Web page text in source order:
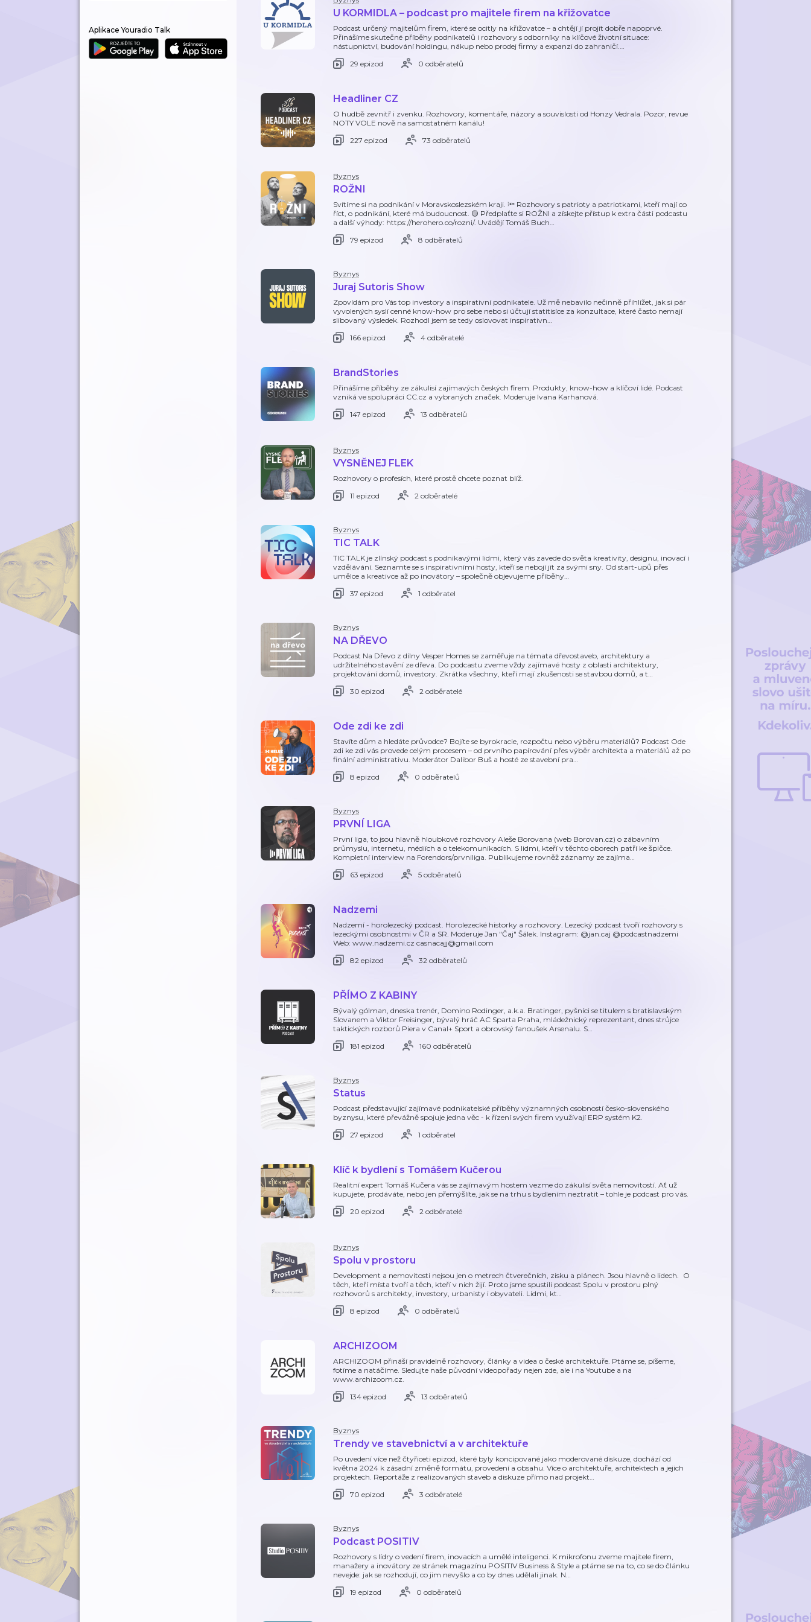
Aplikace Youradio Talk
U KORMIDLA – podcast pro majitele firem na křižovatce
Podcast určený majitelům firem, které se ocitly na křižovatce – a chtějí jí projít dobře napoprvé.
Přinášíme skutečné příběhy podnikatelů i rozhovory s odborníky na klíčové životní situace:
nástupnictví, budování holdingu, nákup nebo prodej firmy a expanzi do zahraničí.…
29 epizod
0 odběratelů
Headliner CZ
O hudbě zevnitř i zvenku. Rozhovory, komentáře, názory a souvislosti od Honzy Vedrala. Pozor, revue
NOTY VOLE nově na samostatném kanálu!
227 epizod
73 odběratelů
Byznys
ROŽNI
Svítíme si na podnikání v Moravskoslezském kraji. 🔦 Rozhovory s patrioty a patriotkami, kteří mají co
říct, o podnikání, které má budoucnost. 🟡 Předplaťte si ROŽNI a získejte přístup k extra části podcastu
a další výhody: https://herohero.co/rozni/. Uvádějí Tomáš Buch…
79 epizod
8 odběratelů
Byznys
Juraj Sutoris Show
Zpovídám pro Vás top investory a inspirativní podnikatele. Už mě nebavilo nečinně přihlížet, jak si pár
vyvolených syslí cenné know-how pro sebe nebo si účtují statitisíce za konzultace, které často nemají
slibovaný výsledek. Rozhodl jsem se tedy oslovovat inspirativn…
166 epizod
4 odběratelé
BrandStories
Přinášíme příběhy ze zákulisí zajímavých českých firem. Produkty, know-how a klíčoví lidé. Podcast
vzniká ve spolupráci CC.cz a vybraných značek. Moderuje Ivana Karhanová.
147 epizod
13 odběratelů
Byznys
VYSNĚNEJ FLEK
Rozhovory o profesích, které prostě chcete poznat blíž.
11 epizod
2 odběratelé
Byznys
TIC TALK
TIC TALK je zlínský podcast s podnikavými lidmi, který vás zavede do světa kreativity, designu, inovací i
vzdělávání. Seznamte se s inspirativními hosty, kteří se nebojí jít za svými sny. Od start-upů přes
umělce a kreativce až po inovátory – společně objevujeme příběhy…
37 epizod
1 odběratel
Byznys
NA DŘEVO
Podcast Na Dřevo z dílny Vesper Homes se zaměřuje na témata dřevostaveb, architektury a
udržitelného stavění ze dřeva. Do podcastu zveme vždy zajímavé hosty z oblasti architektury,
projektování domů, investory. Zkrátka všechny, kteří mají zkušenosti se stavbou domů, a t…
30 epizod
2 odběratelé
Ode zdi ke zdi
Stavíte dům a hledáte průvodce? Bojíte se byrokracie, rozpočtu nebo výběru materiálů? Podcast Ode
zdi ke zdi vás provede celým procesem – od prvního papírování přes výběr architekta a materiálů až po
finální administrativu. Moderátor Dalibor Buš a hosté ze stavební pra…
8 epizod
0 odběratelů
Byznys
PRVNÍ LIGA
První liga, to jsou hlavně hloubkové rozhovory Aleše Borovana (web Borovan.cz) o zábavním
průmyslu, internetu, médiích a o telekomunikacích. S lidmi, kteří v těchto oborech patří ke špičce.
Kompletní interview na Forendors/prvniliga. Publikujeme rovněž záznamy ze zajíma…
63 epizod
5 odběratelů
Nadzemi
Nadzemí - horolezecký podcast. Horolezecké historky a rozhovory. Lezecký podcast tvoří rozhovory s
lezeckými osobnostmi v ČR a SR. Moderuje Jan "Čaj" Šálek. Instagram: @jan.caj @podcastnadzemi
Web: www.nadzemi.cz casnacajj@gmail.com
82 epizod
32 odběratelů
PŘÍMO Z KABINY
Bývalý gólman, dneska trenér, Domino Rodinger, a.k.a. Bratinger, pyšníci se titulem s bratislavským
Slovanem a Viktor Freisinger, bývalý hráč AC Sparta Praha, mládežnický reprezentant, dnes strůjce
taktických rozborů Piera v Canal+ Sport a obrovský fanoušek Arsenalu. S…
181 epizod
160 odběratelů
Byznys
Status
Podcast představující zajímavé podnikatelské příběhy významných osobností česko-slovenského
byznysu, které převážně spojuje jedna věc - k řízení svých firem využívají ERP systém K2.
27 epizod
1 odběratel
Klíč k bydlení s Tomášem Kučerou
Realitní expert Tomáš Kučera vás se zajímavým hostem vezme do zákulisí světa nemovitostí. Ať už
kupujete, prodáváte, nebo jen přemýšlíte, jak se na trhu s bydlením neztratit – tohle je podcast pro vás.
20 epizod
2 odběratelé
Byznys
Spolu v prostoru
Development a nemovitosti nejsou jen o metrech čtverečních, zisku a plánech. Jsou hlavně o lidech. O
těch, kteří místa tvoří a těch, kteří v nich žijí. Proto jsme spustili podcast Spolu v prostoru plný
rozhovorů s architekty, investory, urbanisty i obyvateli. Lidmi, kt…
8 epizod
0 odběratelů
ARCHIZOOM
ARCHIZOOM přináší pravidelně rozhovory, články a videa o české architektuře. Ptáme se, píšeme,
fotíme a natáčíme. Sledujte naše původní videopořady nejen zde, ale i na Youtube a na
www.archizoom.cz.
134 epizod
13 odběratelů
Byznys
Trendy ve stavebnictví a v architektuře
Po uvedení více než čtyřiceti epizod, které byly koncipované jako moderované diskuze, dochází od
května 2024 k zásadní změně formátu, provedení a obsahu. Více o architektuře, architektech a jejich
projektech. Reportáže z realizovaných staveb a diskuze přímo nad projekt…
70 epizod
3 odběratelé
Byznys
Podcast POSITIV
Rozhovory s lídry o vedení firem, inovacích a umělé inteligenci. K mikrofonu zveme majitele firem,
manažery a inovátory ze stránek magazínu POSITIV Business & Style a ptáme se na to, co se do článku
nevejde: jak se rozhodují, co jim nevyšlo a co by dnes udělali jinak. N…
19 epizod
0 odběratelů